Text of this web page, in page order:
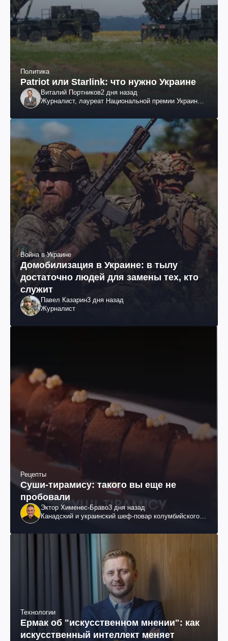
Политика
Patriot или Starlink: что нужно Украине
Виталий Портников2 дня назад
Журналист, лауреат Национальной премии Украины
Война в Украине
Домобилизация в Украине: в тылу
достаточно людей для замены тех, кто
служит
Павел Казарин3 дня назад
Журналист
Рецепты
Суши-тирамису: такого вы еще не
пробовали
Эктор Хименес-Браво3 дня назад
Канадский и украинский шеф-повар колумбийского
Технологии
Ермак об "искусственном мнении": как
искусственный интеллект меняет